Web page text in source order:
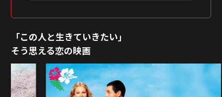
「この人と生きていきたい」
そう思える恋の映画